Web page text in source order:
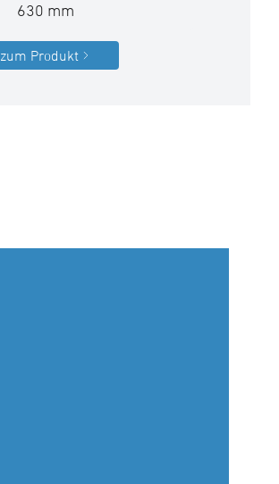
630 mm
zum Produkt